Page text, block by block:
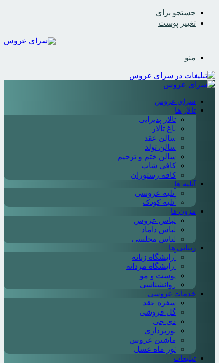
جستجو برای
تغییر پوست
منو
سرای عروس
تالار ها
تالار پذیرایی
باغ تالار
سالن عقد
سالن تولد
سالن ختم و ترحیم
کافی شاپ
کافه رستوران
آتلیه ها
آتلیه عروسی
آتلیه کودک
مزون ها
لباس عروس
لباس داماد
لباس مجلسی
زیبایی ها
آرایشگاه زنانه
آرایشگاه مردانه
پوست و مو
روانشناسی
خدمات عروسی
سفره عقد
گل فروشی
دی جی
نورپردازی
ماشین عروس
تور ماه عسل
تبلیغات